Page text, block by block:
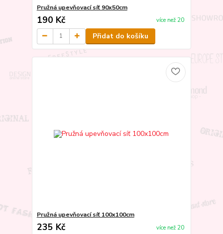
Pružná upevňovací síť 90x50cm
190 Kč více než 20
Přidat do košíku
Pružná upevňovací síť 100x100cm
235 Kč více než 20